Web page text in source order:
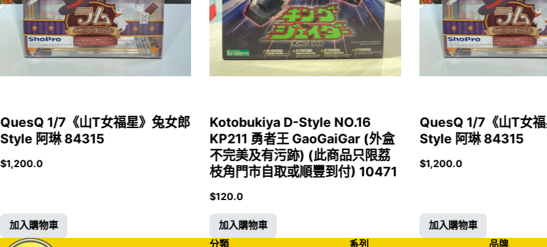
QuesQ 1/7《山T女福星》兔女郎
Style 阿琳 84315
$1,200.0
加入購物車
Kotobukiya D-Style NO.16
KP211 勇者王 GaoGaiGar (外盒
不完美及有污跡) (此商品只限荔
枝角門市自取或順豐到付) 10471
$120.0
加入購物車
QuesQ 1/7《山T女
Style 阿琳 84315
$1,200.0
加入購物車
分類
系列 品牌